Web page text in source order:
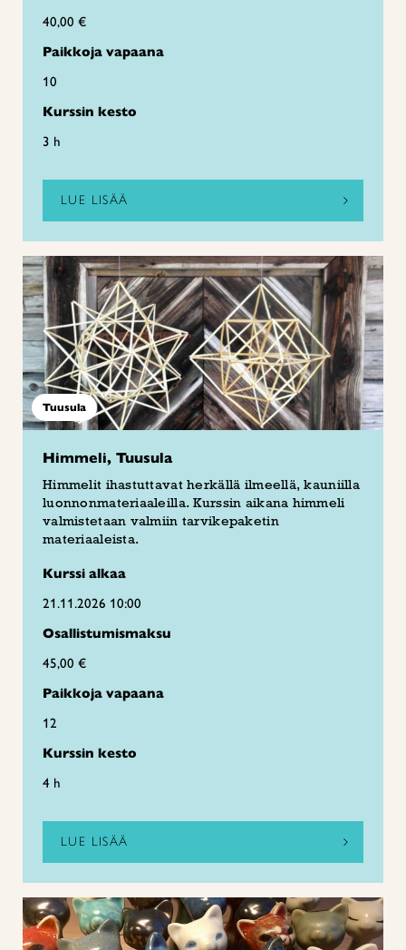
40,00 €
Paikkoja vapaana
10
Kurssin kesto
3 h
LUE LISÄÄ
Tuusula
Himmeli, Tuusula
Himmelit ihastuttavat herkällä ilmeellä, kauniilla
luonnonmateriaaleilla. Kurssin aikana himmeli
valmistetaan valmiin tarvikepaketin
materiaaleista.
Kurssi alkaa
21.11.2026 10:00
Osallistumismaksu
45,00 €
Paikkoja vapaana
12
Kurssin kesto
4 h
LUE LISÄÄ